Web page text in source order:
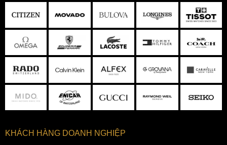
Bộ vỏ dạng thùng độc đáo được chế tác bằng thép chắc
chắn hoàn thiện tỉ mỉ bề mặt với niềng bezel mạ vàng hồng
nổi bật
2. Trang bị chức năng cơ bản với dạ quang
và lịch ngày tiện ích
Không còn đơn thuần là chiếc đồng hồ truyền thống xưa cũ,
Citizen BI5104-57E như một đại diện cho sự tiếp thu những
một làn gió tươi mới với nhiều hơn 1 tính năng hữu ích. So
KHÁCH HÀNG DOANH NGHIỆP